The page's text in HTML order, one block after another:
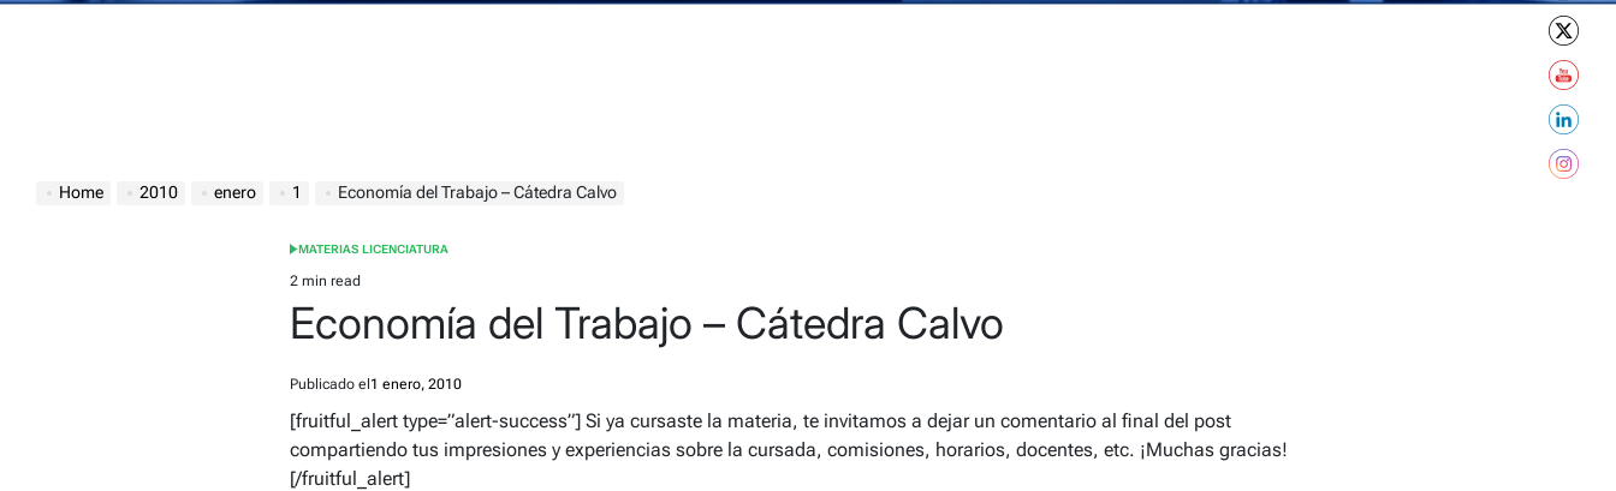
Home 2010 enero 1 Economía del Trabajo – Cátedra Calvo
POSTED
IN
MATERIAS LICENCIATURA
Estimated
read
time
2 min read
Economía del Trabajo – Cátedra Calvo
Publicado el 1 enero, 2010
[fruitful_alert type=”alert-success”] Si ya cursaste la materia, te invitamos a dejar un comentario al final del post
compartiendo tus impresiones y experiencias sobre la cursada, comisiones, horarios, docentes, etc. ¡Muchas gracias!
[/fruitful_alert]